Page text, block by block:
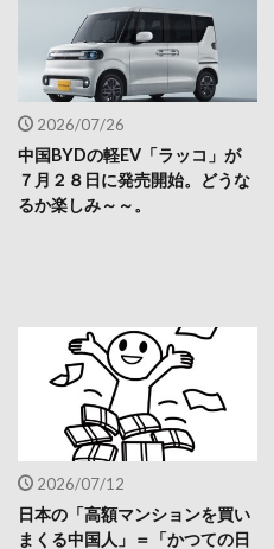
2026/07/26
中国BYDの軽EV「ラッコ」が
７月２８日に発売開始。どうな
るか楽しみ～～。
2026/07/12
日本の「高額マンションを買い
まくる中国人」＝「かつての日